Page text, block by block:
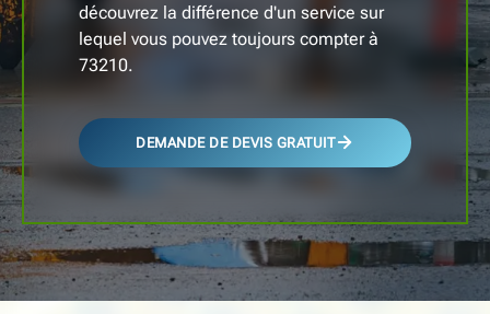
découvrez la différence d'un service sur
lequel vous pouvez toujours compter à
73210.
DEMANDE DE DEVIS GRATUIT